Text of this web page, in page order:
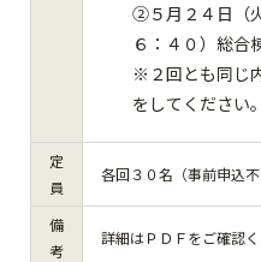
②５月２４日（
６：４０）総
※２回とも同じ
をしてください。
定
員
各回３０名（事前申込不
備
考
詳細はＰＤＦをご確認く